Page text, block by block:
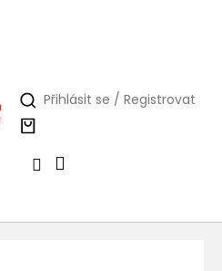
Přihlásit se / Registrovat